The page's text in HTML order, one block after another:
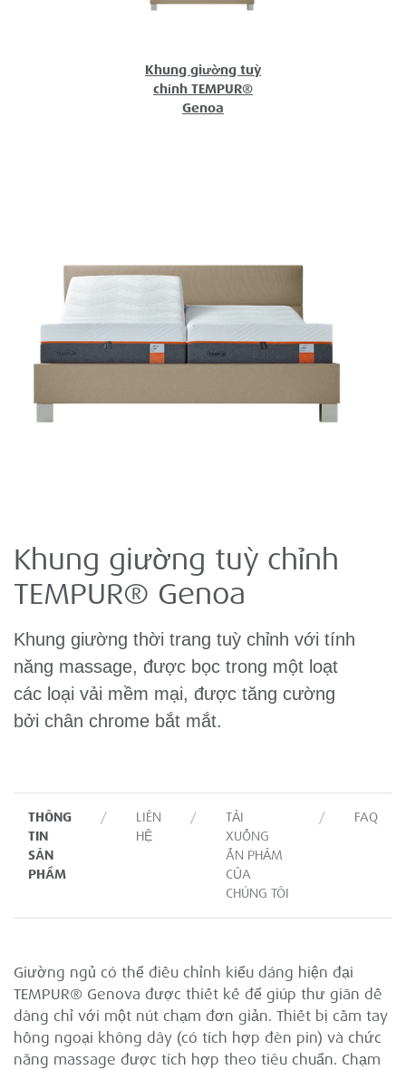
Khung giường tuỳ
chỉnh TEMPUR®
Genoa
Khung giường tuỳ chỉnh
TEMPUR® Genoa
Khung giường thời trang tuỳ chỉnh với tính
năng massage, được bọc trong một loạt
các loại vải mềm mại, được tăng cường
bởi chân chrome bắt mắt.
THÔNG
TIN
SẢN
PHẨM
LIÊN
HỆ
TẢI
XUỐNG
ẤN PHẢM
CỦA
CHÚNG TÔI
FAQ
Giường ngủ có thể điều chỉnh kiểu dáng hiện đại
TEMPUR® Genova được thiết kế để giúp thư giãn dễ
dàng chỉ với một nút chạm đơn giản. Thiết bị cầm tay
hồng ngoại không dây (có tích hợp đèn pin) và chức
năng massage được tích hợp theo tiêu chuẩn. Chạm